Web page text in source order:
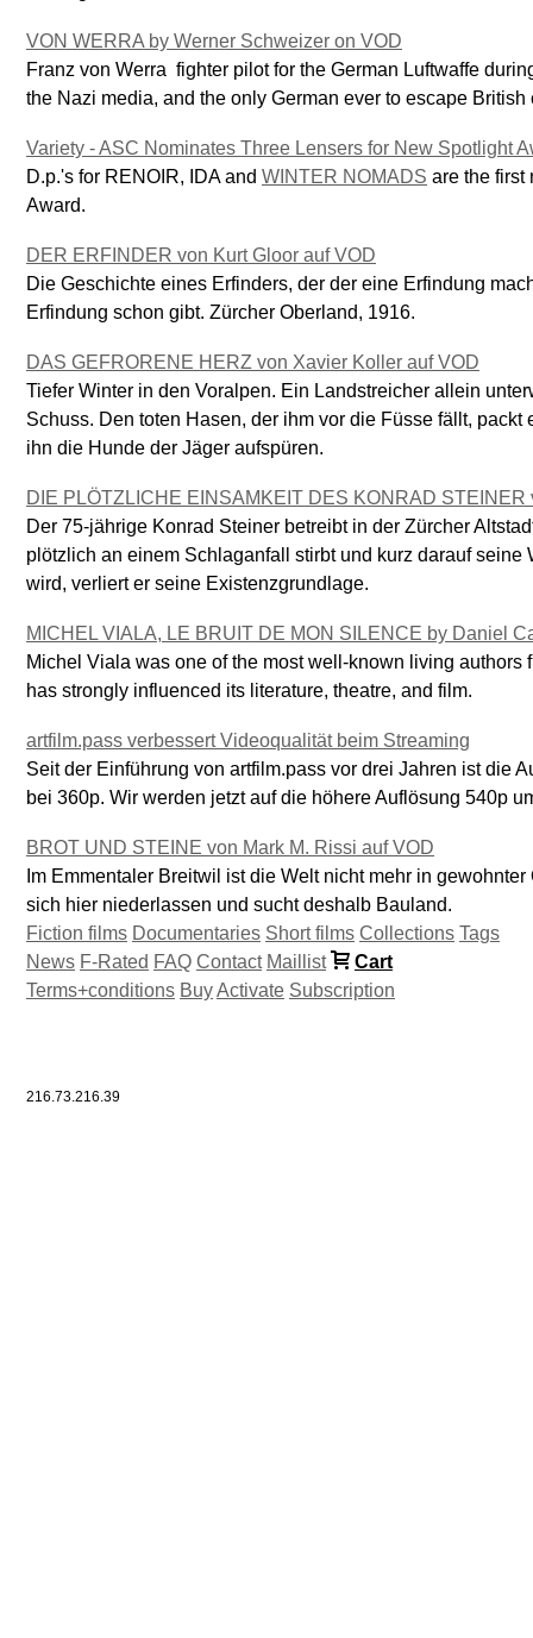
VON WERRA by Werner Schweizer on VOD
Franz von Werra  fighter pilot for the German Luftwaffe
the Nazi media, and the only German ever to escape British
Variety - ASC Nominates Three Lensers for New Spotlight
D.p.'s for RENOIR, IDA and WINTER NOMADS are the first
Award.
DER ERFINDER von Kurt Gloor auf VOD
Die Geschichte eines Erfinders, der der eine Erfindung
Erfindung schon gibt. Zürcher Oberland, 1916.
DAS GEFRORENE HERZ von Xavier Koller auf VOD
Tiefer Winter in den Voralpen. Ein Landstreicher allein
Schuss. Den toten Hasen, der ihm vor die Füsse fällt,
ihn die Hunde der Jäger aufspüren.
DIE PLÖTZLICHE EINSAMKEIT DES KONRAD STEINER
Der 75-jährige Konrad Steiner betreibt in der Zürcher
plötzlich an einem Schlaganfall stirbt und kurz darauf seine
wird, verliert er seine Existenzgrundlage.
MICHEL VIALA, LE BRUIT DE MON SILENCE by Daniel
Michel Viala was one of the most well-known living
has strongly influenced its literature, theatre, and film.
artfilm.pass verbessert Videoqualität beim Streaming
Seit der Einführung von artfilm.pass vor drei Jahren ist die
bei 360p. Wir werden jetzt auf die höhere Auflösung 540p
BROT UND STEINE von Mark M. Rissi auf VOD
Im Emmentaler Breitwil ist die Welt nicht mehr in
sich hier niederlassen und sucht deshalb Bauland.
Fiction films Documentaries Short films Collections Tags
News F-Rated FAQ Contact Maillist
Cart
Terms+conditions BuyActivate Subscription
216.73.216.39